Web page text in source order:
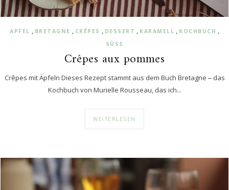
APFEL , BRETAGNE , CRÊPES , DESSERT , KARAMELL , KOCHBUCH ,
SÜSS
Crêpes aux pommes
Crêpes mit Äpfeln Dieses Rezept stammt aus dem Buch Bretagne ‒ das
Kochbuch von Murielle Rousseau, das ich...
WEITERLESEN